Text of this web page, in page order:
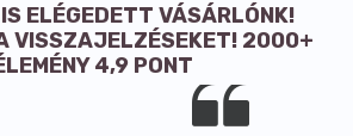
ELÉGEDETT VÁSÁRLÓNK!
VISSZAJELZÉSEKET! 2000+
4,9 PONT